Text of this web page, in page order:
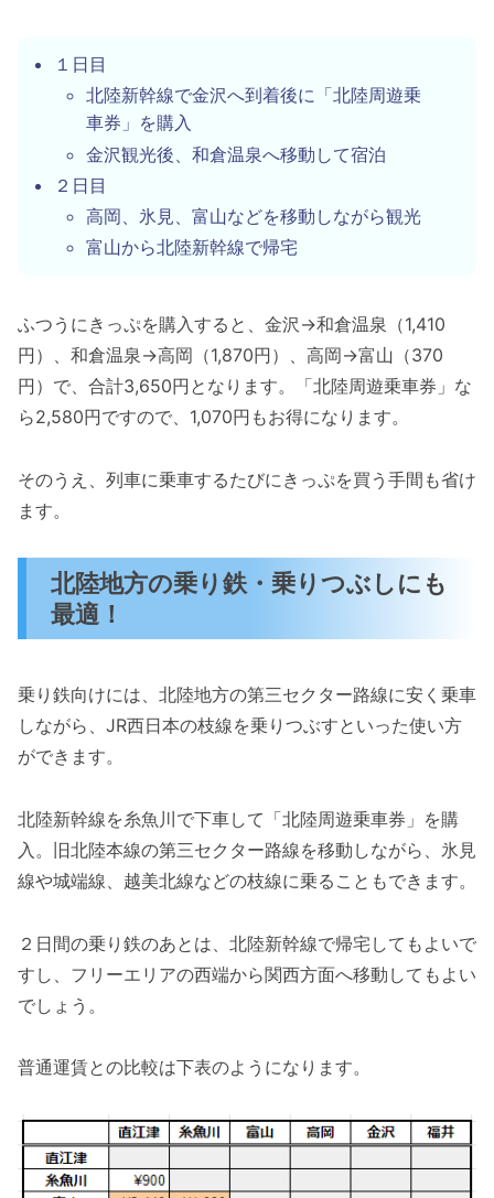
１日目
北陸新幹線で金沢へ到着後に「北陸周遊乗
車券」を購入
金沢観光後、和倉温泉へ移動して宿泊
２日目
高岡、氷見、富山などを移動しながら観光
富山から北陸新幹線で帰宅
ふつうにきっぷを購入すると、金沢→和倉温泉（1,410
円）、和倉温泉→高岡（1,870円）、高岡→富山（370
円）で、合計3,650円となります。「北陸周遊乗車券」な
ら2,580円ですので、1,070円もお得になります。
そのうえ、列車に乗車するたびにきっぷを買う手間も省け
ます。
北陸地方の乗り鉄・乗りつぶしにも
最適！
乗り鉄向けには、北陸地方の第三セクター路線に安く乗車
しながら、JR西日本の枝線を乗りつぶすといった使い方
ができます。
北陸新幹線を糸魚川で下車して「北陸周遊乗車券」を購
入。旧北陸本線の第三セクター路線を移動しながら、氷見
線や城端線、越美北線などの枝線に乗ることもできます。
２日間の乗り鉄のあとは、北陸新幹線で帰宅してもよいで
すし、フリーエリアの西端から関西方面へ移動してもよい
でしょう。
普通運賃との比較は下表のようになります。